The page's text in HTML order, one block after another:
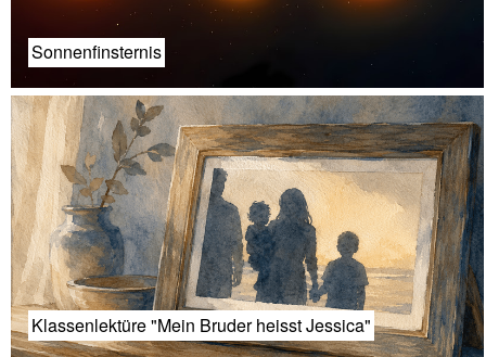
Sonnenfinsternis
Klassenlektüre "Mein Bruder heisst Jessica"